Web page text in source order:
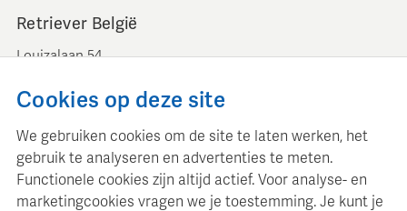
Retriever België
Louizalaan 54
+ 32 (0)2 893 00 52
www.retrievermedia.be
Cookies op deze site
We gebruiken cookies om de site te laten werken, het
gebruik te analyseren en advertenties te meten.
Functionele cookies zijn altijd actief. Voor analyse- en
marketingcookies vragen we je toestemming. Je kunt je